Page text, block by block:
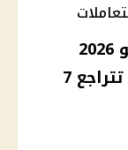
سعر الدولار اليوم الخميس 7 مايو 2026
يستقر بالبنوك والسوق الموازية تتراجع 7